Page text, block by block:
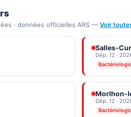
· données officielles ARS — Voir
Salles-
Dép. 12 ·
Morlhon-
Dép. 12 ·